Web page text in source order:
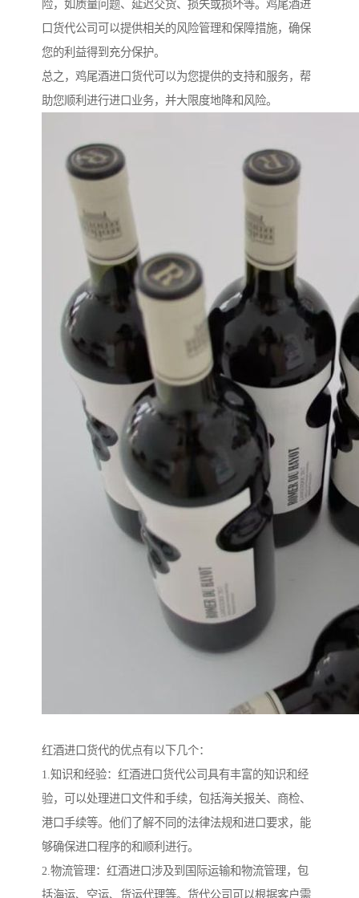
险，如质量问题、延迟交货、损失或损坏等。鸡尾酒进
口货代公司可以提供相关的风险管理和保障措施，确保
您的利益得到充分保护。
总之，鸡尾酒进口货代可以为您提供的支持和服务，帮
助您顺利进行进口业务，并大限度地降和风险。
红酒进口货代的优点有以下几个：
1.知识和经验：红酒进口货代公司具有丰富的知识和经
验，可以处理进口文件和手续，包括海关报关、商检、
港口手续等。他们了解不同的法律法规和进口要求，能
够确保进口程序的和顺利进行。
2.物流管理：红酒进口涉及到国际运输和物流管理，包
括海运、空运、货运代理等。货代公司可以根据客户需